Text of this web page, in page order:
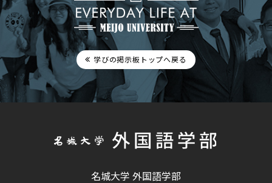
学びの掲示板トップへ戻る
名城大学 外国語学部